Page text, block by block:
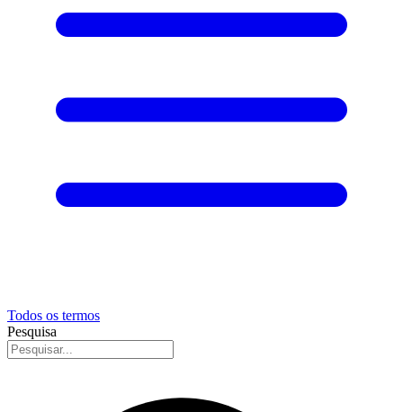
Todos os termos
Pesquisa